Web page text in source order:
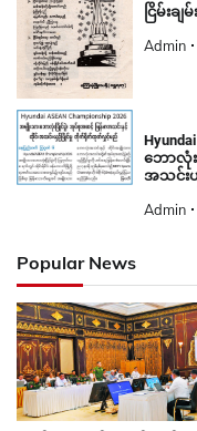
ငြိမ်းခ
Admin
ဘောလုံး
အသင်း
Admin
Popular News